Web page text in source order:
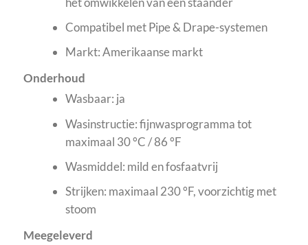
Compatibel met Pipe & Drape-systemen
Markt: Amerikaanse markt
Onderhoud
Wasbaar: ja
Wasinstructie: fijnwasprogramma tot
maximaal 30 °C / 86 °F
Wasmiddel: mild en fosfaatvrij
Strijken: maximaal 230 °F, voorzichtig met
stoom
Meegeleverd